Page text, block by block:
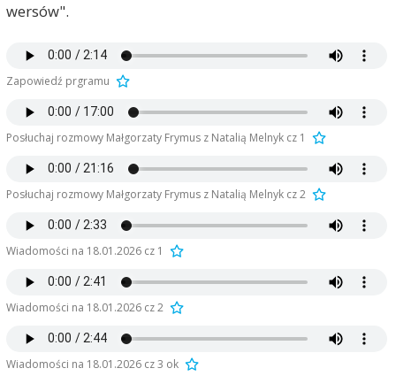
wersów".
Zapowiedź prgramu
Posłuchaj rozmowy Małgorzaty Frymus z Natalią Melnyk cz 1
Posłuchaj rozmowy Małgorzaty Frymus z Natalią Melnyk cz 2
Wiadomości na 18.01.2026 cz 1
Wiadomości na 18.01.2026 cz 2
Wiadomości na 18.01.2026 cz 3 ok